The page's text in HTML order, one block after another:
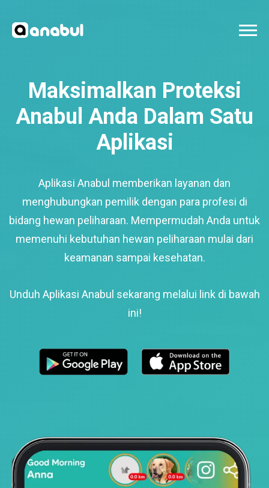
Maksimalkan Proteksi
Anabul Anda Dalam Satu
Aplikasi
Aplikasi Anabul memberikan layanan dan
menghubungkan pemilik dengan para profesi di
bidang hewan peliharaan. Mempermudah Anda untuk
memenuhi kebutuhan hewan peliharaan mulai dari
keamanan sampai kesehatan.
Unduh Aplikasi Anabul sekarang melalui link di bawah
ini!